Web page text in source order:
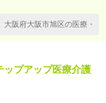
大阪府大阪市旭区の医療・介
プアップ医療介護